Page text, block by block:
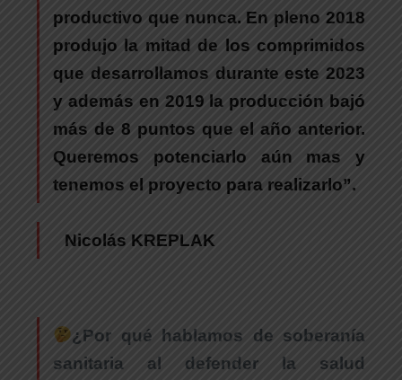
productivo que nunca. En pleno 2018
produjo la mitad de los comprimidos
que desarrollamos durante este 2023
y además en 2019 la producción bajó
más de 8 puntos que el año anterior.
Queremos potenciarlo aún mas y
tenemos el proyecto para realizarlo”.
Nicolás KREPLAK
¿Por qué hablamos de soberanía
sanitaria al defender la salud